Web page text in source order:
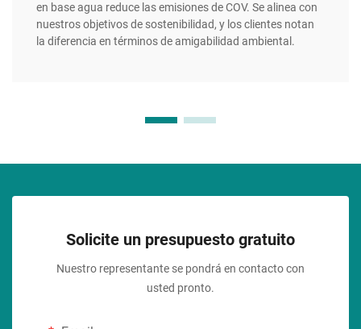
en base agua reduce las emisiones de COV. Se alinea con
nuestros objetivos de sostenibilidad, y los clientes notan
la diferencia en términos de amigabilidad ambiental.
Solicite un presupuesto gratuito
Nuestro representante se pondrá en contacto con
usted pronto.